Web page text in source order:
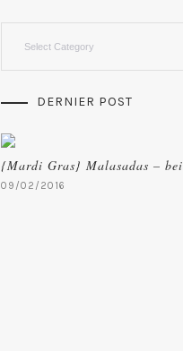
DERNIER POST
{Mardi Gras} Malasadas –
09/02/2016